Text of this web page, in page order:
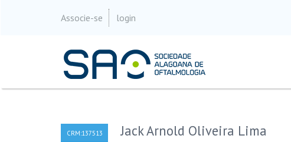
Associe-se login
CRM:137513 Jack Arnold Oliveira Lima